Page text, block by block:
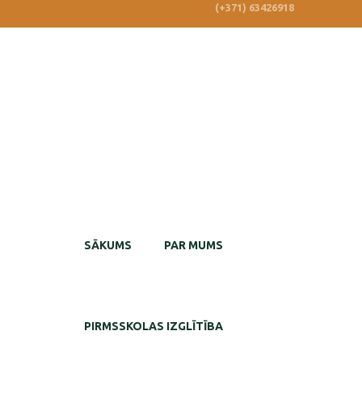
(+371) 63426918
SĀKUMS PAR MUMS
PIRMSSKOLAS IZGLĪTĪBA